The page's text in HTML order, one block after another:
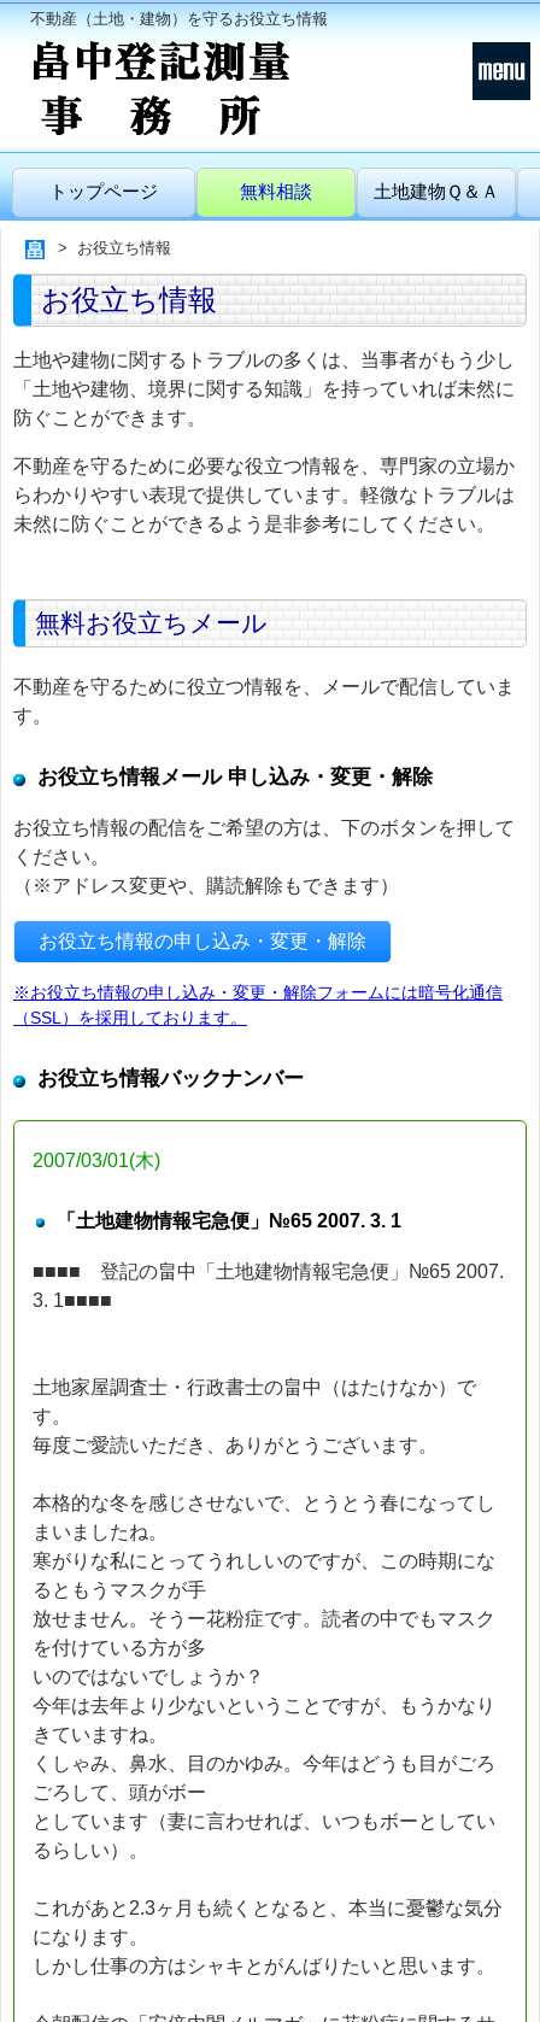
不動産（土地・建物）を守るお役立ち情報
トップページ 無料相談 土地建物Ｑ＆Ａ
お役立ち情報
お役立ち情報
土地や建物に関するトラブルの多くは、当事者がもう少し
「土地や建物、境界に関する知識」を持っていれば未然に
防ぐことができます。
不動産を守るために必要な役立つ情報を、専門家の立場か
らわかりやすい表現で提供しています。軽微なトラブルは
未然に防ぐことができるよう是非参考にしてください。
無料お役立ちメール
不動産を守るために役立つ情報を、メールで配信していま
す。
お役立ち情報メール 申し込み・変更・解除
お役立ち情報の配信をご希望の方は、下のボタンを押して
ください。
（※アドレス変更や、購読解除もできます）
お役立ち情報の申し込み・変更・解除
※お役立ち情報の申し込み・変更・解除フォームには暗号化通信
（SSL）を採用しております。
お役立ち情報バックナンバー
2007/03/01(木)
「土地建物情報宅急便」№65 2007. 3. 1
■■■■ 登記の畠中「土地建物情報宅急便」№65 2007.
3. 1■■■■
土地家屋調査士・行政書士の畠中（はたけなか）で
す。
毎度ご愛読いただき、ありがとうございます。
本格的な冬を感じさせないで、とうとう春になってし
まいましたね。
寒がりな私にとってうれしいのですが、この時期にな
るともうマスクが手
放せません。そうー花粉症です。読者の中でもマスク
を付けている方が多
いのではないでしょうか？
今年は去年より少ないということですが、もうかなり
きていますね。
くしゃみ、鼻水、目のかゆみ。今年はどうも目がごろ
ごろして、頭がボー
としています（妻に言わせれば、いつもボーとしてい
るらしい）。
これがあと2.3ヶ月も続くとなると、本当に憂鬱な気分
になります。
しかし仕事の方はシャキとがんばりたいと思います。